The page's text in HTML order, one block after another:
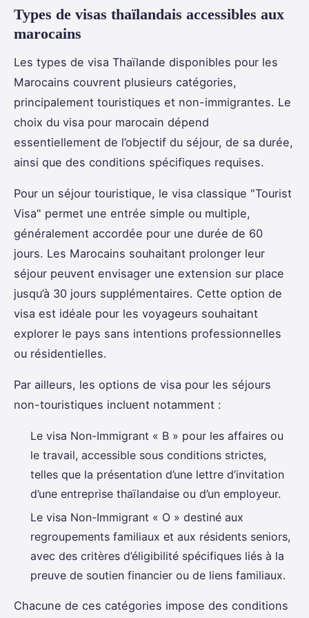
Types de visas thaïlandais accessibles aux
marocains
Les types de visa Thaïlande disponibles pour les
Marocains couvrent plusieurs catégories,
principalement touristiques et non-immigrantes. Le
choix du visa pour marocain dépend
essentiellement de l’objectif du séjour, de sa durée,
ainsi que des conditions spécifiques requises.
Pour un séjour touristique, le visa classique "Tourist
Visa" permet une entrée simple ou multiple,
généralement accordée pour une durée de 60
jours. Les Marocains souhaitant prolonger leur
séjour peuvent envisager une extension sur place
jusqu’à 30 jours supplémentaires. Cette option de
visa est idéale pour les voyageurs souhaitant
explorer le pays sans intentions professionnelles
ou résidentielles.
Par ailleurs, les options de visa pour les séjours
non-touristiques incluent notamment :
Le visa Non-Immigrant « B » pour les affaires ou
le travail, accessible sous conditions strictes,
telles que la présentation d’une lettre d’invitation
d’une entreprise thaïlandaise ou d’un employeur.
Le visa Non-Immigrant « O » destiné aux
regroupements familiaux et aux résidents seniors,
avec des critères d’éligibilité spécifiques liés à la
preuve de soutien financier ou de liens familiaux.
Chacune de ces catégories impose des conditions